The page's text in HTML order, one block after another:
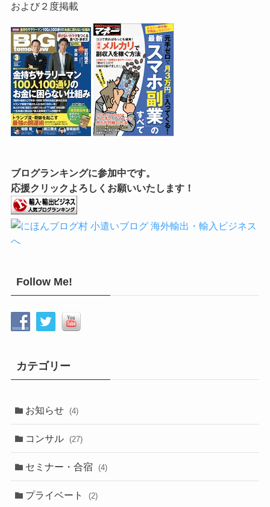
および２度掲載
ブログランキングに参加中です。
応援クリックよろしくお願いいたします！
Follow Me!
カテゴリー
お知らせ (4)
コンサル (27)
セミナー・合宿 (4)
プライベート (2)